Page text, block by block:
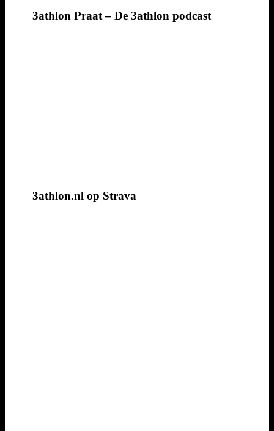
3athlon Praat – De 3athlon podcast
3athlon.nl op Strava